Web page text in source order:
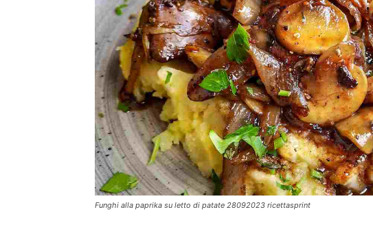
Funghi alla paprika su letto di patate 28092023 ricettasprint